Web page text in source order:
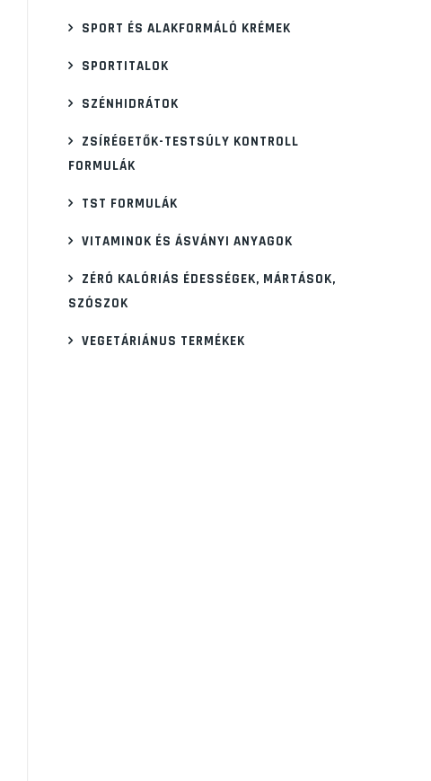
SPORT ÉS ALAKFORMÁLÓ KRÉMEK
SPORTITALOK
SZÉNHIDRÁTOK
ZSÍRÉGETŐK-TESTSÚLY KONTROLL
FORMULÁK
TST FORMULÁK
VITAMINOK ÉS ÁSVÁNYI ANYAGOK
ZÉRÓ KALÓRIÁS ÉDESSÉGEK, MÁRTÁSOK,
SZÓSZOK
VEGETÁRIÁNUS TERMÉKEK